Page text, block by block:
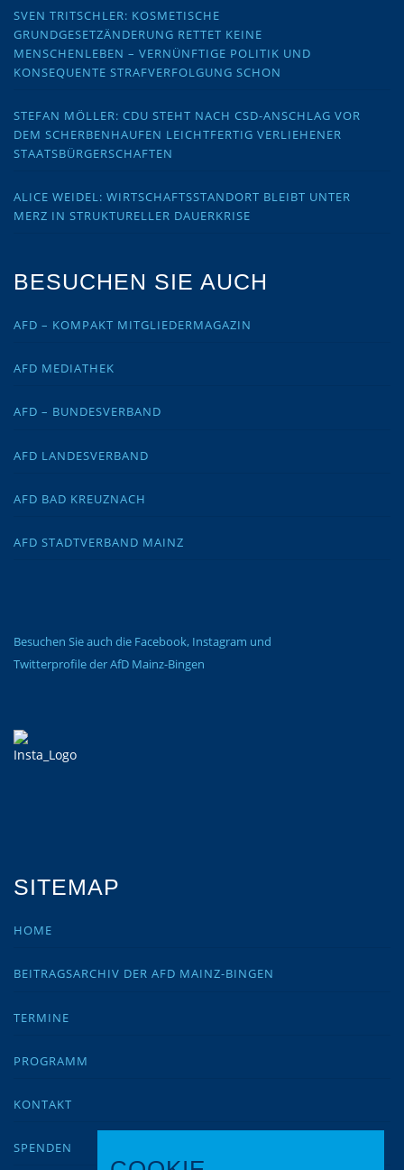
SVEN TRITSCHLER: KOSMETISCHE
GRUNDGESETZÄNDERUNG RETTET KEINE
MENSCHENLEBEN – VERNÜNFTIGE POLITIK UND
KONSEQUENTE STRAFVERFOLGUNG SCHON
STEFAN MÖLLER: CDU STEHT NACH CSD-ANSCHLAG VOR
DEM SCHERBENHAUFEN LEICHTFERTIG VERLIEHENER
STAATSBÜRGERSCHAFTEN
ALICE WEIDEL: WIRTSCHAFTSSTANDORT BLEIBT UNTER
MERZ IN STRUKTURELLER DAUERKRISE
BESUCHEN SIE AUCH
AFD – KOMPAKT MITGLIEDERMAGAZIN
AFD MEDIATHEK
AFD – BUNDESVERBAND
AFD LANDESVERBAND
AFD BAD KREUZNACH
AFD STADTVERBAND MAINZ
Besuchen Sie auch die Facebook, Instagram und
Twitterprofile der AfD Mainz-Bingen
SITEMAP
HOME
BEITRAGSARCHIV DER AFD MAINZ-BINGEN
TERMINE
PROGRAMM
KONTAKT
SPENDEN